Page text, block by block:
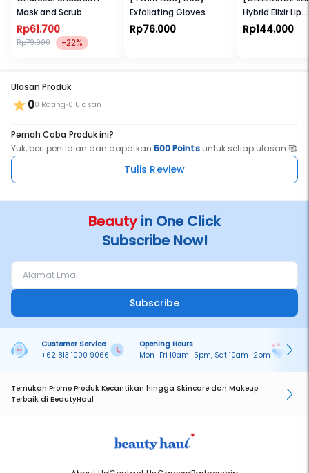
Mask and Scrub
Rp61.700
Rp79.000 -22%
Exfoliating Gloves
Rp76.000
Hybrid Elixir Lip
Optimizer
Rp144.000
Ulasan Produk
00 Rating 0 Ulasan
Pernah Coba Produk ini?
Yuk, beri penilaian dan dapatkan500 Pointsuntuk setiap ulasan 🥰
Tulis Review
Beautyin One Click
Subscribe Now!
Subscribe
Customer Service
+62 813 1000 9066
Opening Hours
Mon–Fri 10am–5pm, Sat 10am–2pm
Temukan Promo Produk Kecantikan hingga Skincare dan Makeup
Terbaik di BeautyHaul